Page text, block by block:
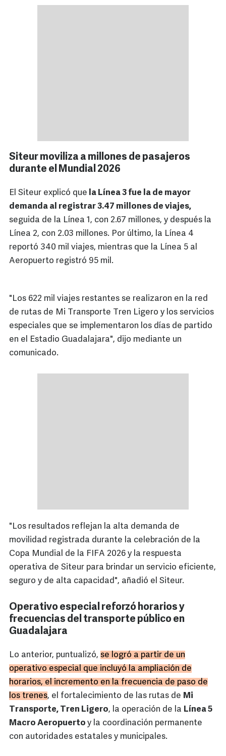
Siteur moviliza a millones de pasajeros
durante el Mundial 2026
El Siteur explicó que la Línea 3 fue la de mayor
demanda al registrar 3.47 millones de viajes,
seguida de la Línea 1, con 2.67 millones, y después la
Línea 2, con 2.03 millones. Por último, la Línea 4
reportó 340 mil viajes, mientras que la Línea 5 al
Aeropuerto registró 95 mil.
"Los 622 mil viajes restantes se realizaron en la red
de rutas de Mi Transporte Tren Ligero y los servicios
especiales que se implementaron los días de partido
en el Estadio Guadalajara", dijo mediante un
comunicado.
"Los resultados reflejan la alta demanda de
movilidad registrada durante la celebración de la
Copa Mundial de la FIFA 2026 y la respuesta
operativa de Siteur para brindar un servicio eficiente,
seguro y de alta capacidad", añadió el Siteur.
Operativo especial reforzó horarios y
frecuencias del transporte público en
Guadalajara
Lo anterior, puntualizó, se logró a partir de un
operativo especial que incluyó la ampliación de
horarios, el incremento en la frecuencia de paso de
los trenes, el fortalecimiento de las rutas de Mi
Transporte, Tren Ligero, la operación de la Línea 5
Macro Aeropuerto y la coordinación permanente
con autoridades estatales y municipales.